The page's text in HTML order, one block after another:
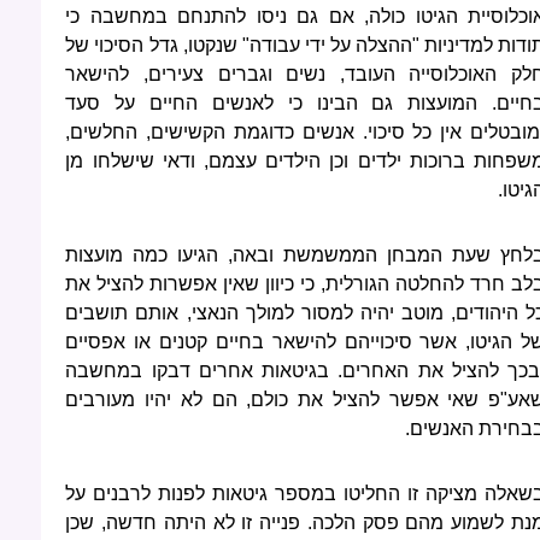
הגיטו כולה, אם גם ניסו להתנחם במחשבה כי
למדיניות "ההצלה על ידי עבודה" שנקטו, גדל הסיכוי של
האוכלוסייה העובד, נשים וגברים צעירים, להישאר
המועצות גם הבינו כי לאנשים החיים על סעד
אין כל סיכוי. אנשים כדוגמת הקשישים, החלשים,
ברוכות ילדים וכן הילדים עצמם, ודאי שישלחו מן
שעת המבחן הממשמשת ובאה, הגיעו כמה מועצות
חרד להחלטה הגורלית, כי כיוון שאין אפשרות להציל את
היהודים, מוטב יהיה למסור למולך הנאצי, אותם תושבים
הגיטו, אשר סיכוייהם להישאר בחיים קטנים או אפסיים
להציל את האחרים. בגיטאות אחרים דבקו במחשבה
שאי אפשר להציל את כולם, הם לא יהיו מעורבים
האנשים.
מציקה זו החליטו במספר גיטאות לפנות לרבנים על
לשמוע מהם פסק הלכה. פנייה זו לא היתה חדשה, שכן